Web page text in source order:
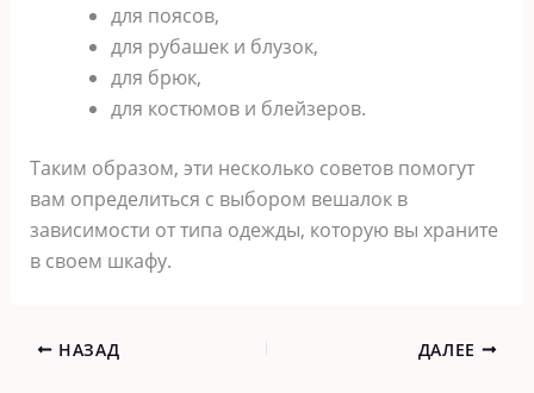
для поясов,
для рубашек и блузок,
для брюк,
для костюмов и блейзеров.
Таким образом, эти несколько советов помогут
вам определиться с выбором вешалок в
зависимости от типа одежды, которую вы храните
в своем шкафу.
НАЗАД ДАЛЕЕ